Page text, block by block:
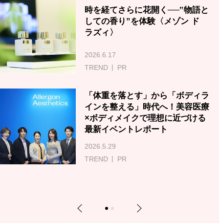
時を経てさらに花開く──‟物語と
しての香り”を体験〈メゾン ド
ラズィ〉
2026.6.17
TREND
PR
「体重を落とす」から「ボディラ
インを整える」時代へ！美容医療
×ボディメイクで理想に近づける
最新イベントレポート
2026.5.29
TREND
PR
Previous 1 2 Next